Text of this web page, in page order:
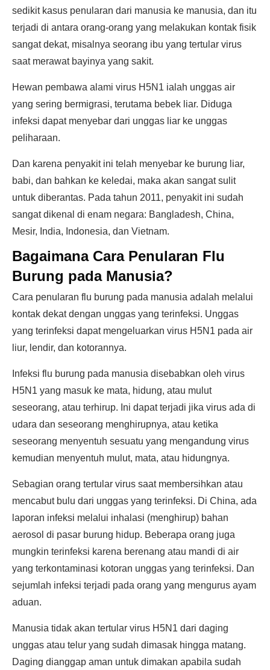
sedikit kasus penularan dari manusia ke manusia, dan itu
terjadi di antara orang-orang yang melakukan kontak fisik
sangat dekat, misalnya seorang ibu yang tertular virus
saat merawat bayinya yang sakit.
Hewan pembawa alami virus H5N1 ialah unggas air
yang sering bermigrasi, terutama bebek liar. Diduga
infeksi dapat menyebar dari unggas liar ke unggas
peliharaan.
Dan karena penyakit ini telah menyebar ke burung liar,
babi, dan bahkan ke keledai, maka akan sangat sulit
untuk diberantas. Pada tahun 2011, penyakit ini sudah
sangat dikenal di enam negara: Bangladesh, China,
Mesir, India, Indonesia, dan Vietnam.
Bagaimana Cara Penularan Flu
Burung pada Manusia?
Cara penularan flu burung pada manusia adalah melalui
kontak dekat dengan unggas yang terinfeksi. Unggas
yang terinfeksi dapat mengeluarkan virus H5N1 pada air
liur, lendir, dan kotorannya.
Infeksi flu burung pada manusia disebabkan oleh virus
H5N1 yang masuk ke mata, hidung, atau mulut
seseorang, atau terhirup. Ini dapat terjadi jika virus ada di
udara dan seseorang menghirupnya, atau ketika
seseorang menyentuh sesuatu yang mengandung virus
kemudian menyentuh mulut, mata, atau hidungnya.
Sebagian orang tertular virus saat membersihkan atau
mencabut bulu dari unggas yang terinfeksi. Di China, ada
laporan infeksi melalui inhalasi (menghirup) bahan
aerosol di pasar burung hidup. Beberapa orang juga
mungkin terinfeksi karena berenang atau mandi di air
yang terkontaminasi kotoran unggas yang terinfeksi. Dan
sejumlah infeksi terjadi pada orang yang mengurus ayam
aduan.
Manusia tidak akan tertular virus H5N1 dari daging
unggas atau telur yang sudah dimasak hingga matang.
Daging dianggap aman untuk dimakan apabila sudah